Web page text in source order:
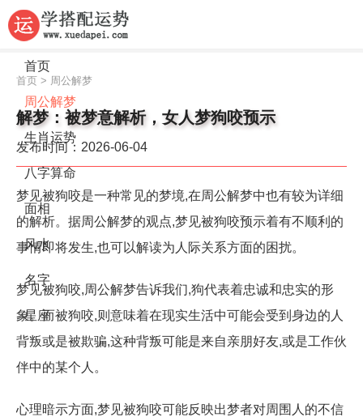
首页
周公解梦
生肖运势
八字算命
面相
风水
名字
星座
首页 > 周公解梦
解梦：被梦意解析，女人梦狗咬预示
发布时间：2026-06-04
梦见被狗咬是一种常见的梦境,在周公解梦中也有较为详细
的解析。据周公解梦的观点,梦见被狗咬预示着有不顺利的
事情即将发生,也可以解读为人际关系方面的困扰。
梦见被狗咬,周公解梦告诉我们,狗代表着忠诚和忠实的形
象。而被狗咬,则意味着在现实生活中可能会受到身边的人
背叛或是被欺骗,这种背叛可能是来自亲朋好友,或是工作伙
伴中的某个人。
心理暗示方面,梦见被狗咬可能反映出梦者对周围人的不信